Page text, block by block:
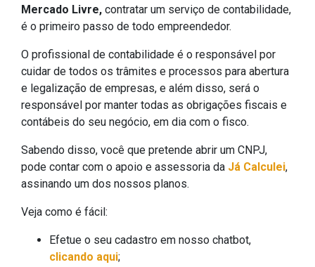
Mercado Livre, contratar um serviço de contabilidade,
é o primeiro passo de todo empreendedor.
O profissional de contabilidade é o responsável por
cuidar de todos os trâmites e processos para abertura
e legalização de empresas, e além disso, será o
responsável por manter todas as obrigações fiscais e
contábeis do seu negócio, em dia com o fisco.
Sabendo disso, você que pretende abrir um CNPJ,
pode contar com o apoio e assessoria da Já Calculei,
assinando um dos nossos planos.
Veja como é fácil:
Efetue o seu cadastro em nosso chatbot,
clicando aqui;